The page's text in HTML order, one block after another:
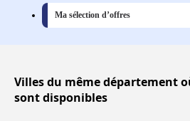
Ma sélection d’offres
Villesdu même département
sont disponibles